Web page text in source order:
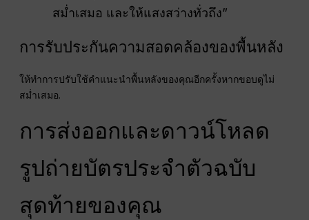
สม่ำเสมอ และให้แสงสว่างทั่วถึง”
การรับประกันความสอดคล้องของพื้นหลัง
ให้ทำการปรับใช้คำแนะนำพื้นหลังของคุณอีกครั้งหากขอบดูไม่
สม่ำเสมอ.
การส่งออกและดาวน์โหลด
รูปถ่ายบัตรประจำตัวฉบับ
สุดท้ายของคุณ